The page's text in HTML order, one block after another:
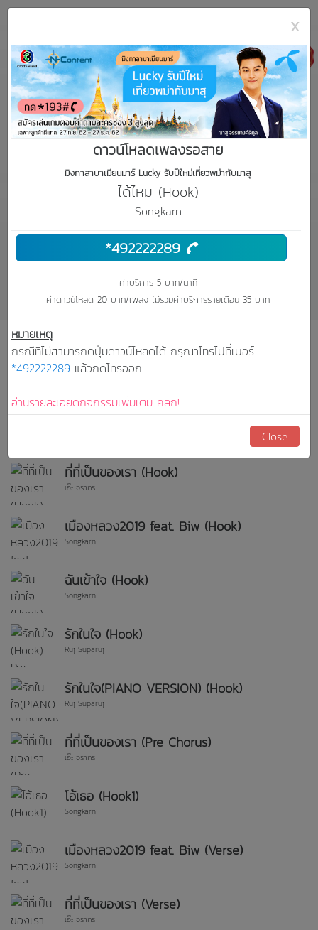
ได้ไหม (Hook)
Songkarn
เพลงรอสาย
*492222289
(ค่าบริการ 20 บาท/เพลง)
Now Playing...
วันที่ฉันพบเธอ Feat.ขนมจีน (Hook2)
ที่ที่เป็นของเรา (Hook)
เอ๊ะ จิรากร
เมืองหลวง2019 feat. Biw (Hook)
Songkarn
ฉันเข้าใจ (Hook)
Songkarn
รักในใจ (Hook)
Ruj Suparuj
รักในใจ(PIANO VERSION) (Hook)
Ruj Suparuj
ที่ที่เป็นของเรา (Pre Chorus)
เอ๊ะ จิรากร
โอ้เธอ (Hook1)
Songkarn
เมืองหลวง2019 feat. Biw (Verse)
Songkarn
ที่ที่เป็นของเรา (Verse)
เอ๊ะ จิรากร
x
ดาวน์โหลดเพลงรอสาย
มิงกาลาบาเมียนมาร์ Lucky รับปีใหม่เที่ยวพม่ากับมาสุ
ได้ไหม (Hook)
Songkarn
*492222289
ค่าบริการ 5 บาท/นาที
ค่าดาวน์โหลด 20 บาท/เพลง ไม่รวมค่าบริการรายเดือน 35 บาท
หมายเหตุ
กรณีที่ไม่สามารกดปุ่มดาวน์โหลดได้ กรุณาโทรไปที่เบอร์
*492222289 แล้วกดโทรออก
อ่านรายละเอียดกิจกรรมเพิ่มเติม คลิก!
Close